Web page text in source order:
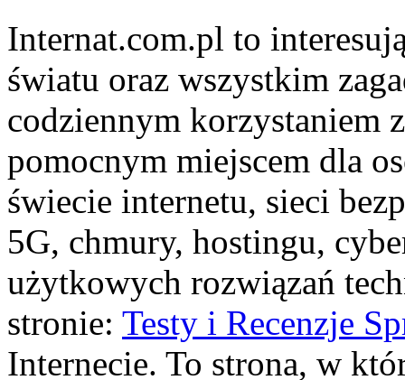
Internat.com.pl to
światu oraz wszystkim
codziennym korzystaniem
pomocnym miejscem dla
świecie internetu, sieci
5G, chmury, hostingu,
użytkowych rozwiązań
stronie: Testy i Recenzje
Internecie. To strona, w